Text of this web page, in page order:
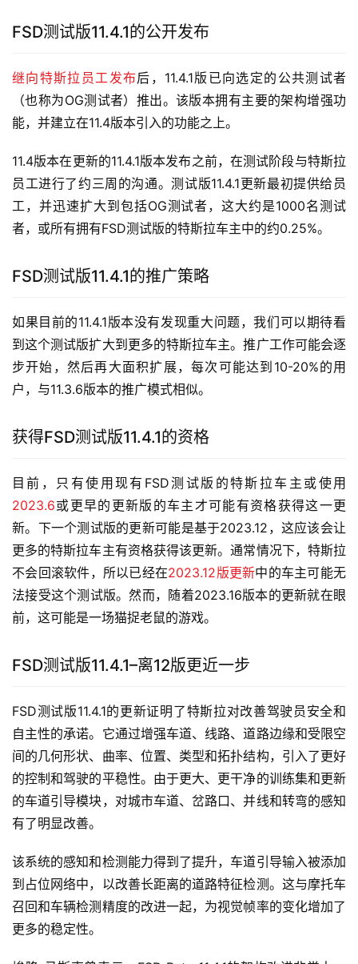
FSD测试版11.4.1的公开发布
继向特斯拉员工发布后，11.4.1版已向选定的公共测试者
（也称为OG测试者）推出。该版本拥有主要的架构增强功
能，并建立在11.4版本引入的功能之上。
11.4版本在更新的11.4.1版本发布之前，在测试阶段与特斯拉
员工进行了约三周的沟通。测试版11.4.1更新最初提供给员
工，并迅速扩大到包括OG测试者，这大约是1000名测试
者，或所有拥有FSD测试版的特斯拉车主中的约0.25%。
FSD测试版11.4.1的推广策略
如果目前的11.4.1版本没有发现重大问题，我们可以期待看
到这个测试版扩大到更多的特斯拉车主。推广工作可能会逐
步开始，然后再大面积扩展，每次可能达到10-20%的用
户，与11.3.6版本的推广模式相似。
获得FSD测试版11.4.1的资格
目前，只有使用现有FSD测试版的特斯拉车主或使用
2023.6或更早的更新版的车主才可能有资格获得这一更
新。下一个测试版的更新可能是基于2023.12，这应该会让
更多的特斯拉车主有资格获得该更新。通常情况下，特斯拉
不会回滚软件，所以已经在2023.12版更新中的车主可能无
法接受这个测试版。然而，随着2023.16版本的更新就在眼
前，这可能是一场猫捉老鼠的游戏。
FSD测试版11.4.1–离12版更近一步
FSD测试版11.4.1的更新证明了特斯拉对改善驾驶员安全和
自主性的承诺。它通过增强车道、线路、道路边缘和受限空
间的几何形状、曲率、位置、类型和拓扑结构，引入了更好
的控制和驾驶的平稳性。由于更大、更干净的训练集和更新
的车道引导模块，对城市车道、岔路口、并线和转弯的感知
有了明显改善。
该系统的感知和检测能力得到了提升，车道引导输入被添加
到占位网络中，以改善长距离的道路特征检测。这与摩托车
召回和车辆检测精度的改进一起，为视觉帧率的变化增加了
更多的稳定性。